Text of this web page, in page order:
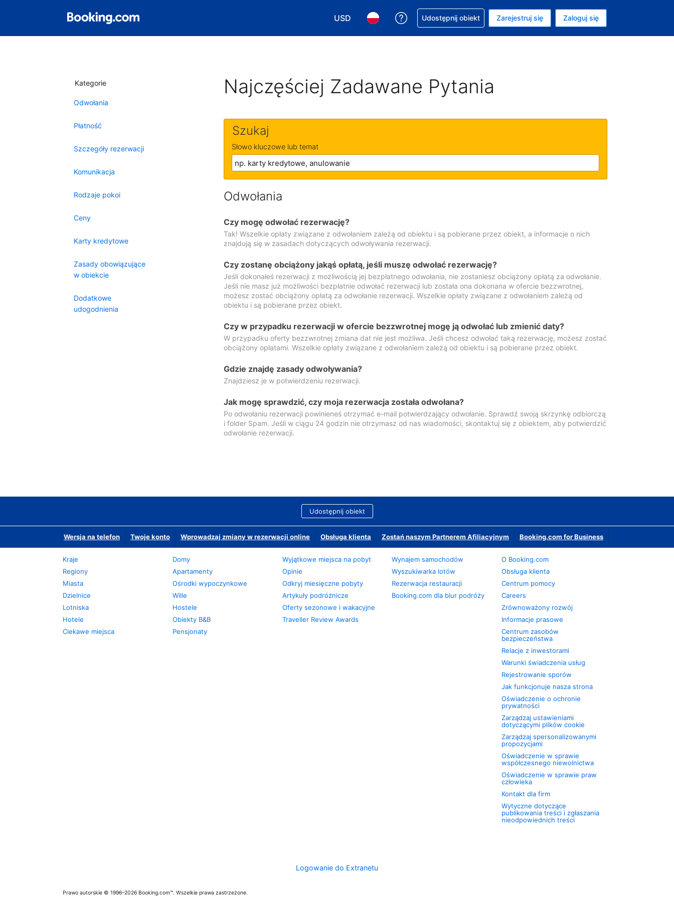
USD
Wybierz walutę. Wybrana waluta to Dolar amerykański
Wybierz język. Wybrany język to Polski
Uzyskaj pomoc w sprawie rezerwacji
Udostępnij obiekt Zarejestruj się Zaloguj się
Kategorie
Odwołania
Płatność
Szczegóły rezerwacji
Komunikacja
Rodzaje pokoi
Ceny
Karty kredytowe
Zasady obowiązujące
w obiekcie
Dodatkowe
udogodnienia
Najczęściej Zadawane Pytania
Szukaj
Słowo kluczowe lub temat
Odwołania
Czy mogę odwołać rezerwację?
Tak! Wszelkie opłaty związane z odwołaniem zależą od obiektu i są pobierane przez obiekt, a informacje o nich
znajdują się w zasadach dotyczących odwoływania rezerwacji.
Czy zostanę obciążony jakąś opłatą, jeśli muszę odwołać rezerwację?
Jeśli dokonałeś rezerwacji z możliwością jej bezpłatnego odwołania, nie zostaniesz obciążony opłatą za odwołanie.
Jeśli nie masz już możliwości bezpłatnie odwołać rezerwacji lub została ona dokonana w ofercie bezzwrotnej,
możesz zostać obciążony opłatą za odwołanie rezerwacji. Wszelkie opłaty związane z odwołaniem zależą od
obiektu i są pobierane przez obiekt.
Czy w przypadku rezerwacji w ofercie bezzwrotnej mogę ją odwołać lub zmienić daty?
W przypadku oferty bezzwrotnej zmiana dat nie jest możliwa. Jeśli chcesz odwołać taką rezerwację, możesz zostać
obciążony opłatami. Wszelkie opłaty związane z odwołaniem zależą od obiektu i są pobierane przez obiekt.
Gdzie znajdę zasady odwoływania?
Znajdziesz je w potwierdzeniu rezerwacji.
Jak mogę sprawdzić, czy moja rezerwacja została odwołana?
Po odwołaniu rezerwacji powinieneś otrzymać e-mail potwierdzający odwołanie. Sprawdź swoją skrzynkę odbiorczą
i folder Spam. Jeśli w ciągu 24 godzin nie otrzymasz od nas wiadomości, skontaktuj się z obiektem, aby potwierdzić
odwołanie rezerwacji.
Udostępnij obiekt
Wersja na telefon Twoje konto Wprowadzaj zmiany w rezerwacji online Obsługa klienta Zostań naszym Partnerem Afiliacyjnym Booking.com for Business
Kraje
Regiony
Miasta
Dzielnice
Lotniska
Hotele
Ciekawe miejsca
Domy
Apartamenty
Ośrodki wypoczynkowe
Wille
Hostele
Obiekty B&B
Pensjonaty
Wyjątkowe miejsca na pobyt
Opinie
Odkryj miesięczne pobyty
Artykuły podróżnicze
Oferty sezonowe i wakacyjne
Traveller Review Awards
Wynajem samochodów
Wyszukiwarka lotów
Rezerwacja restauracji
Booking.com dla biur podróży
O Booking.com
Obsługa klienta
Centrum pomocy
Careers
Zrównoważony rozwój
Informacje prasowe
Centrum zasobów
bezpieczeństwa
Relacje z inwestorami
Warunki świadczenia usług
Rejestrowanie sporów
Jak funkcjonuje nasza strona
Oświadczenie o ochronie
prywatności
Zarządzaj ustawieniami
dotyczącymi plików cookie
Zarządzaj spersonalizowanymi
propozycjami
Oświadczenie w sprawie
współczesnego niewolnictwa
Oświadczenie w sprawie praw
człowieka
Kontakt dla firm
Wytyczne dotyczące
publikowania treści i zgłaszania
nieodpowiednich treści
Logowanie do Extranetu
Prawo autorskie © 1996–2026 Booking.com™. Wszelkie prawa zastrzeżone.